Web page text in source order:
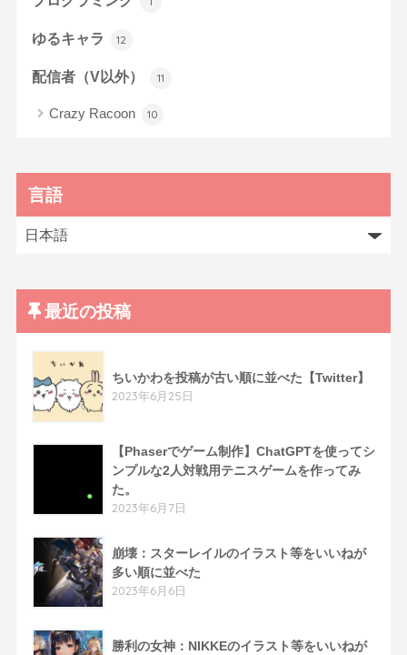
ゆるキャラ 12
配信者（V以外） 11
Crazy Racoon 10
言語
最近の投稿
ちいかわを投稿が古い順に並べた【Twitter】
2023年6月25日
【Phaserでゲーム制作】ChatGPTを使ってシ
ンプルな2人対戦用テニスゲームを作ってみ
た。
2023年6月7日
崩壊：スターレイルのイラスト等をいいねが
多い順に並べた
2023年6月6日
勝利の女神：NIKKEのイラスト等をいいねが